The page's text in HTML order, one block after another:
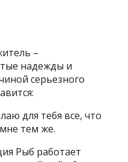
–
надежды и
серьезного
для тебя все, что
тем же.
Рыб работает